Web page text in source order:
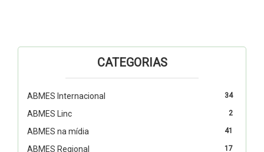
CATEGORIAS
34
ABMES Internacional
2
ABMES Linc
41
ABMES na mídia
17
ABMES Regional